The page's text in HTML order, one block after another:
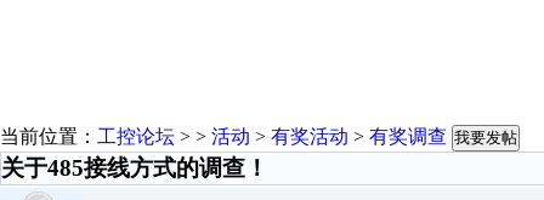
当前位置： 工控论坛 > > 活动 > 有奖活动 > 有奖调查 我要发帖
关于485接线方式的调查！